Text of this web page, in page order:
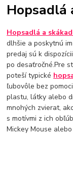
Hopsadlá
Hopsadlá a
dlhšie a poskytnú
predaj sú k
po desaťročné.Pre
poteší typické
ľubovôle bez
plastu, látky alebo
mnohých zvierat,
s motívmi z ich
Mickey Mouse